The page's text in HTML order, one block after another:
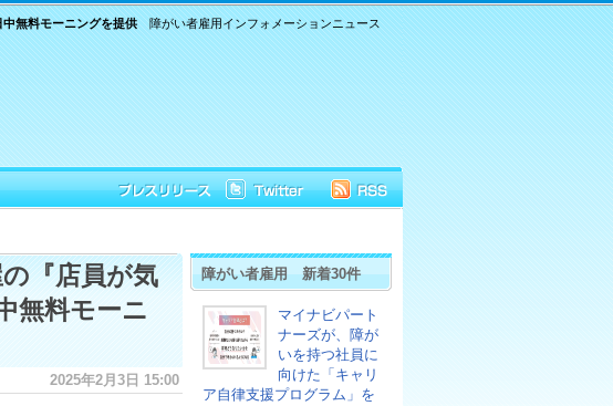
障がい者雇用インフォメーションニュース
無料モーニングを提供
『店員が気
無料モーニ
2025年2月3日 15:00
障がい者雇用 新着30件
マイナビパート
ナーズが、障が
いを持つ社員に
向けた「キャリ
ア自律支援プログラム」を